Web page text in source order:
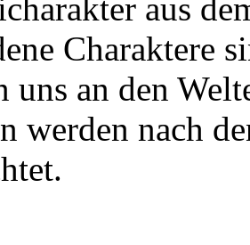
aus
Charaktere
uns an den
werden nach